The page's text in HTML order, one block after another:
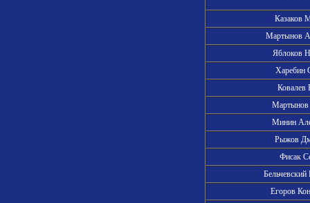
Казаков
Мартынов
Яблоков
Харебин
Ковалев
Мартынов
Минин
Рыжов
Фисак
Бельчевский
Егоров